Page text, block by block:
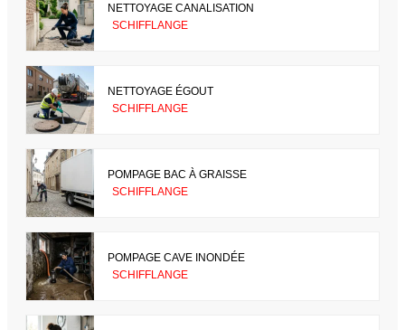
NETTOYAGE CANALISATION
SCHIFFLANGE
NETTOYAGE ÉGOUT
SCHIFFLANGE
POMPAGE BAC À GRAISSE
SCHIFFLANGE
POMPAGE CAVE INONDÉE
SCHIFFLANGE